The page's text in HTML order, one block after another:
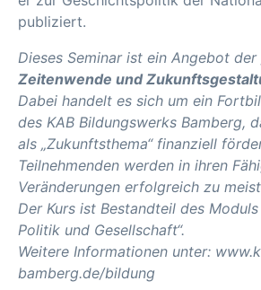
publiziert.
Dieses Seminar ist ein Angebot der
Zeitenwende und
Dabei handelt es sich um ein
des KAB Bildungswerks Bamberg,
als „Zukunftsthema“ finanziell
Teilnehmenden werden in ihren
Veränderungen erfolgreich zu
Der Kurs ist Bestandteil des
Politik und Gesellschaft“.
Weitere Informationen unter:
bamberg.de/bildung